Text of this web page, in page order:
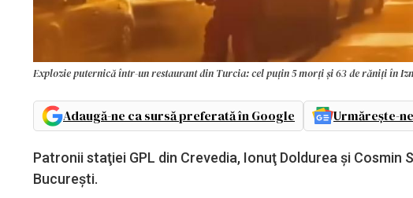
Explozie puternică într-un restaurant din Turcia: cel puțin 5 morți și 63 de răniți în
Adaugă-ne ca sursă preferată în Google Urmărește-
Patronii staţiei GPL din Crevedia, Ionuţ Doldurea şi
Bucureşti.